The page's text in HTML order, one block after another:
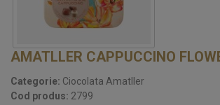
AMATLLER CAPPUCCINO
Categorie: Ciocolata Amatller
Cod produs: 2799